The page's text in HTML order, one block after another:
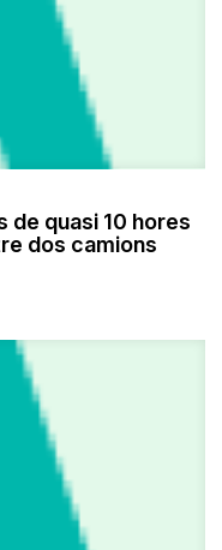
quasi 10 hores
dos camions